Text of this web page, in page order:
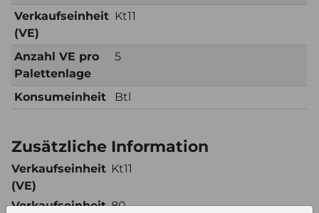
Verkaufseinheit
(VE)
Kt11
Anzahl VE pro
Palettenlage
5
Konsumeinheit Btl
Zusätzliche Information
Verkaufseinheit
(VE)
Kt11
Verkaufseinheit 80